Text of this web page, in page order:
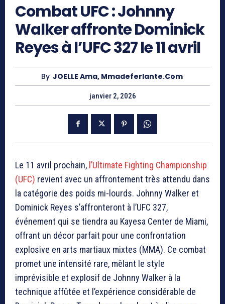
Combat UFC : Johnny
Walker affronte Dominick
Reyes à l’UFC 327 le 11 avril
By JOELLE Ama, Mmadeferlante.com
janvier 2, 2026
Le 11 avril prochain, l’Ultimate Fighting Championship
(UFC) revient avec un affrontement très attendu dans
la catégorie des poids mi-lourds. Johnny Walker et
Dominick Reyes s’affronteront à l’UFC 327,
événement qui se tiendra au Kayesa Center de Miami,
offrant un décor parfait pour une confrontation
explosive en arts martiaux mixtes (MMA). Ce combat
promet une intensité rare, mêlant le style
imprévisible et explosif de Johnny Walker à la
technique affûtée et l’expérience considérable de